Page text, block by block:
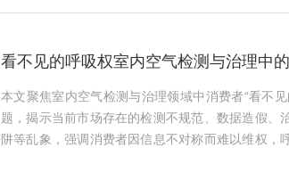
看不见的呼吸权室内空气检测与治理中
本文聚焦室内空气检测与治理领域中消费者“看不
题，揭示当前市场存在的检测不规范、数据造假、
阱等乱象，强调消费者因信息不对称而难以维权，